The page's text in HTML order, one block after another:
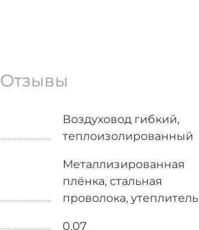
Отзывы
Воздуховод гибкий,
теплоизолированный
Металлизированная
плёнка, стальная
проволока, утеплитель
0,07